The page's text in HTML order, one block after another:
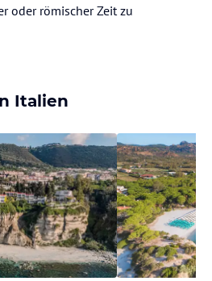
oder römischer Zeit zu
Italien